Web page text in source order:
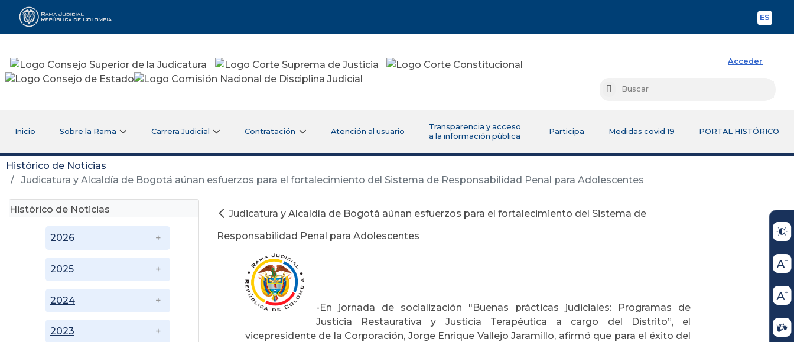
ES
Rama Judicial
Acceder
Buscar
Inicio Sobre la Rama Carrera Judicial Contratación Atención al usuario
Transparencia y acceso
a la información pública
Participa Medidas covid 19 PORTAL HISTÓRICO
Histórico de Noticias
Judicatura y Alcaldía de Bogotá aúnan esfuerzos para el fortalecimiento del Sistema de Responsabilidad Penal para Adolescentes
Histórico de Noticias
2023
2024
2025
2026
Judicatura y Alcaldía de Bogotá aúnan esfuerzos para el fortalecimiento del Sistema de
Responsabilidad Penal para Adolescentes
-En jornada de socialización "Buenas prácticas judiciales: Programas de
Justicia Restaurativa y Justicia Terapéutica a cargo del Distrito”, el
vicepresidente de la Corporación, Jorge Enrique Vallejo Jaramillo, afirmó que para el éxito del